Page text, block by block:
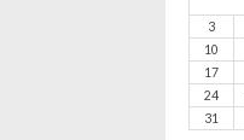
3
10
17
24
31